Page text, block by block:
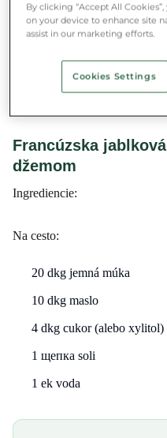
vymačkanou jablkovou
chuti. Zalejú vodou tak, aby
olúp, nakrájaj na kúsky a
nebude mäkké, potom
Francúzska
džemom
Ingrediencie:
Na cesto:
20 dkg jemná múka
10 dkg maslo
4 dkg cukor (alebo xylitol)
1 щепка soli
1 ek voda
By clicking “Accept All
on your device to enhance site
assist in our marketing efforts.
Cookies Settings